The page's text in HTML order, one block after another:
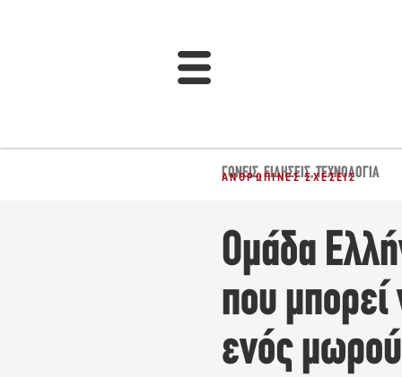
ΓΟΝΕΊΣ,ΕΙΔΉΣΕΙΣ,ΤΕΧΝΟΛΟΓΊΑ
ΑΝΘΡΏΠΙΝΕΣ ΣΧΈΣΕΙΣ
Ομάδα
που
ενός μωρού